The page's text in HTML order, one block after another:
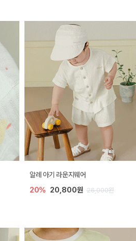
알레 아기 라운지웨어
20% 20,800원 26,000원